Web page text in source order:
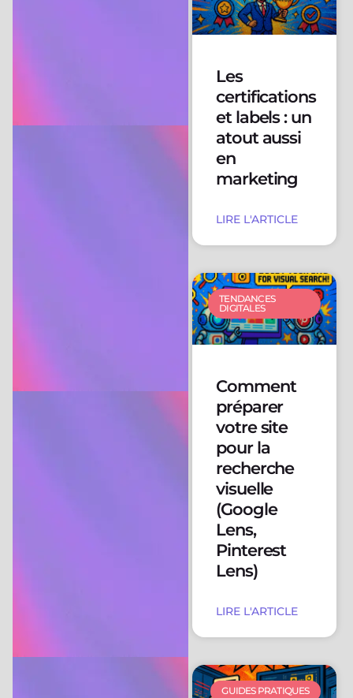
Les
certifications
et labels : un
atout aussi
en
marketing
LIRE L'ARTICLE
TENDANCES
DIGITALES
Comment
préparer
votre site
pour la
recherche
visuelle
(Google
Lens,
Pinterest
Lens)
LIRE L'ARTICLE
GUIDES PRATIQUES